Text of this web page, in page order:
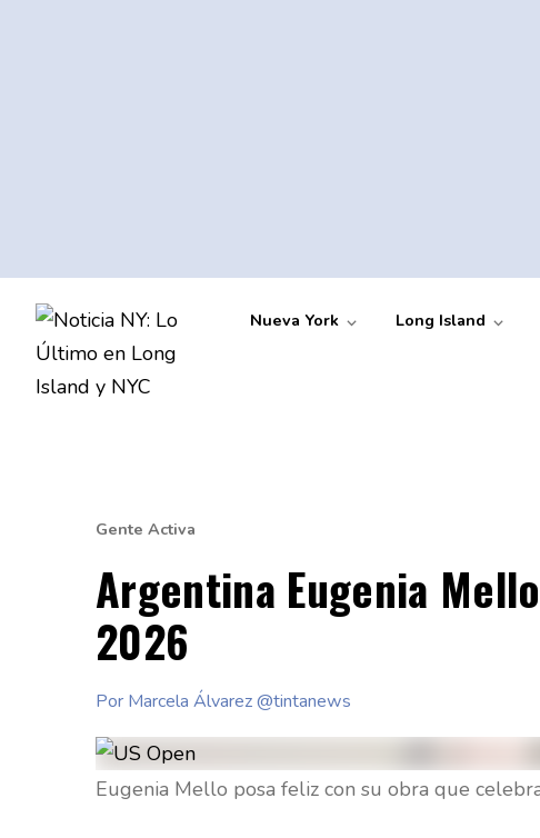
Nueva York Long Island
Gente Activa
Argentina Eugenia
2026
Por Marcela Álvarez @tintanews
Eugenia Mello posa feliz con su obra que